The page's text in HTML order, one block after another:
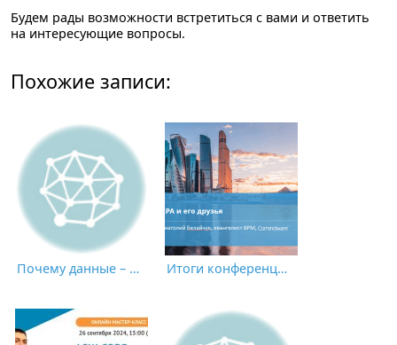
Будем рады возможности встретиться с вами и ответить
на интересующие вопросы.
Похожие записи:
Почему данные – это НЕ новая нефть: пик экономики, основанной на применении искусственного интеллекта Итоги конференции CNews «Роботизация бизнес-процессов 2021»